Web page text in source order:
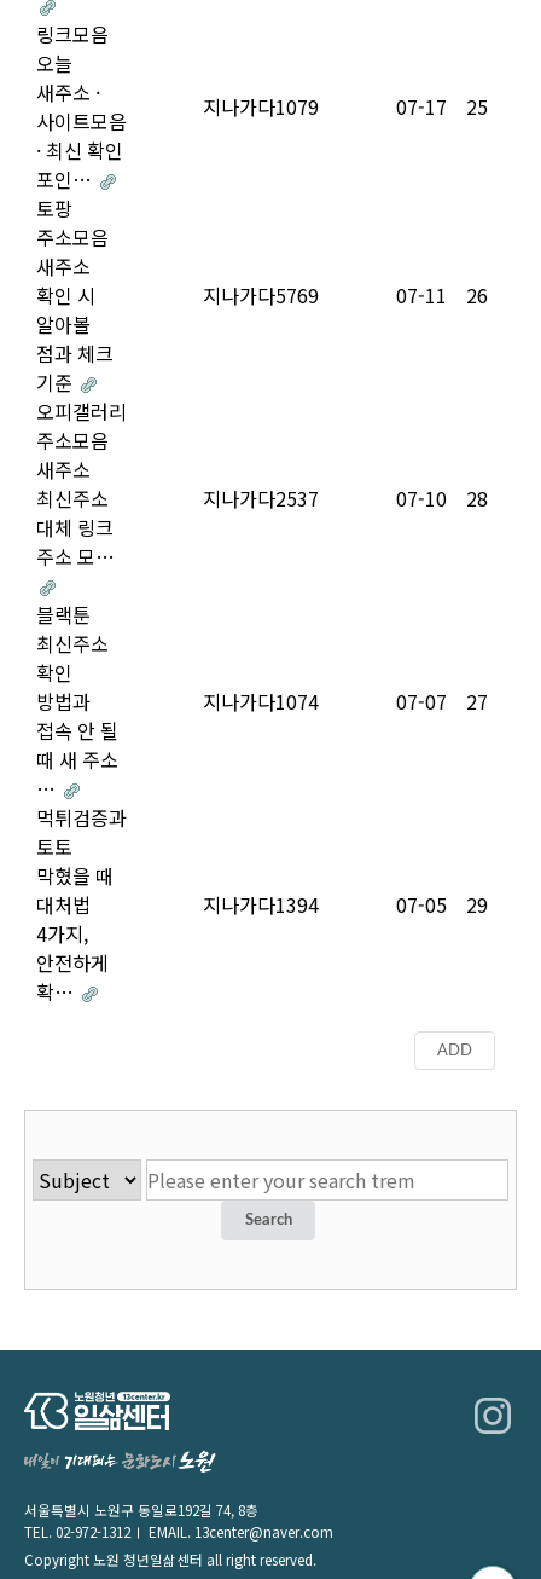
링크모음
오늘
새주소 ·
사이트모음
· 최신 확인
포인…
지나가다1079 07-17 25
토팡
주소모음
새주소
확인 시
알아볼
점과 체크
기준
지나가다5769 07-11 26
오피갤러리
주소모음
새주소
최신주소
대체 링크
주소 모…
지나가다2537 07-10 28
블랙툰
최신주소
확인
방법과
접속 안 될
때 새 주소
…
지나가다1074 07-07 27
먹튀검증과
토토
막혔을 때
대처법
4가지,
안전하게
확…
지나가다1394 07-05 29
ADD
서울특별시 노원구 동일로192길 74, 8층
TEL.02-972-1312 EMAIL. 13center@naver.com
Copyright 노원 청년일삶센터 all right reserved.